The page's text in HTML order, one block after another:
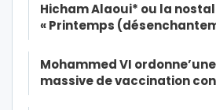
Hicham Alaoui* ou la
« Printemps
Mohammed VI
massive de vaccination